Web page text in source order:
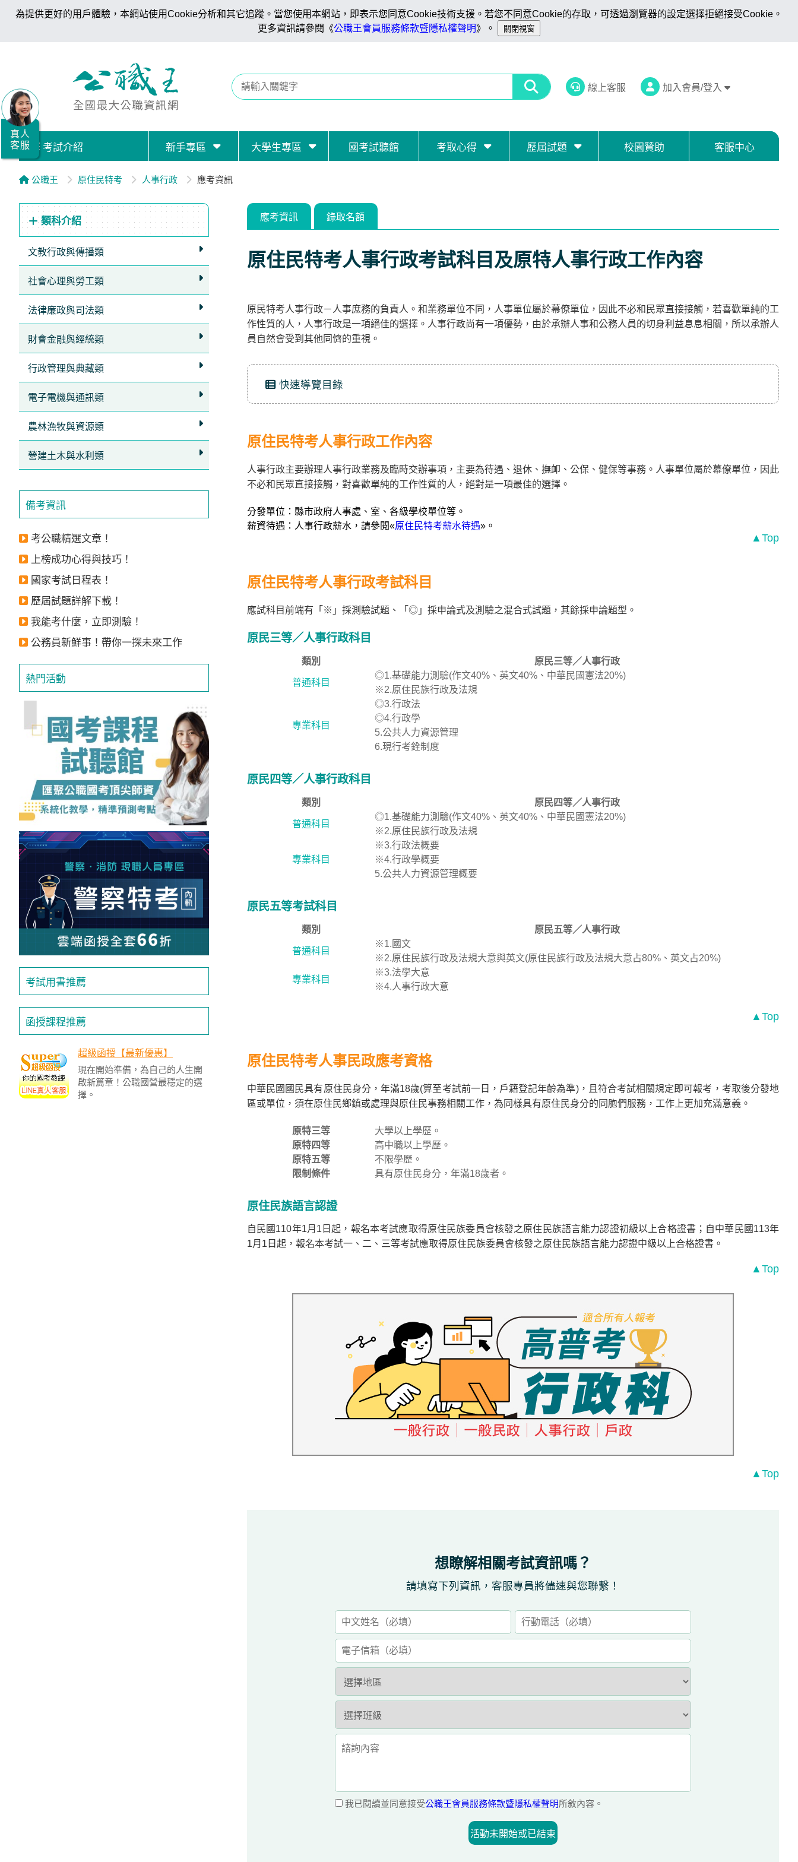
為提供更好的用戶體驗，本網站使用Cookie分析和其它追蹤。當您使用本網站，即表示您同意Cookie技術支援。若您不同意Cookie的存取，可透過瀏覽器的設定選擇拒絕接受Cookie。
更多資訊請參閱《公職王會員服務條款暨隱私權聲明》。
線上客服 加入會員/登入
考試介紹 新手專區 大學生專區 國考試聽館 考取心得 歷屆試題 校園贊助 客服中心
公職王 原住民特考 人事行政 應考資訊
類科介紹
文教行政與傳播類
社會心理與勞工類
法律廉政與司法類
財會金融與經統類
行政管理與典藏類
電子電機與通訊類
農林漁牧與資源類
營建土木與水利類
備考資訊
考公職精選文章！
上榜成功心得與技巧！
國家考試日程表！
歷屆試題詳解下載！
我能考什麼，立即測驗！
公務員新鮮事！帶你一探未來工作
熱門活動
考試用書推薦
函授課程推薦
超級函授【最新優惠】
現在開始準備，為自己的人生開
啟新篇章！公職國營最穩定的選
擇。
應考資訊 錄取名額
原住民特考人事行政考試科目及原特人事行政工作內容
原民特考人事行政－人事庶務的負責人。和業務單位不同，人事單位屬於幕僚單位，因此不必和民眾直接接觸，若喜歡單純的工
作性質的人，人事行政是一項絕佳的選擇。人事行政尚有一項優勢，由於承辦人事和公務人員的切身利益息息相關，所以承辦人
員自然會受到其他同儕的重視。
快速導覽目錄
原住民特考人事行政工作內容
人事行政主要辦理人事行政業務及臨時交辦事項，主要為待遇、退休、撫卹、公保、健保等事務。人事單位屬於幕僚單位，因此
不必和民眾直接接觸，對喜歡單純的工作性質的人，絕對是一項最佳的選擇。
分發單位：縣市政府人事處、室、各級學校單位等。
薪資待遇：人事行政薪水，請參閱«原住民特考薪水待遇»。
▲Top
原住民特考人事行政考試科目
應試科目前端有「※」採測驗試題、「◎」採申論式及測驗之混合式試題，其餘採申論題型。
原民三等／人事行政科目
類別 原民三等／人事行政
普通科目
◎1.基礎能力測驗(作文40%、英文40%、中華民國憲法20%)
※2.原住民族行政及法規
專業科目
◎3.行政法
◎4.行政學
5.公共人力資源管理
6.現行考銓制度
原民四等／人事行政科目
類別 原民四等／人事行政
普通科目
◎1.基礎能力測驗(作文40%、英文40%、中華民國憲法20%)
※2.原住民族行政及法規
專業科目
※3.行政法概要
※4.行政學概要
5.公共人力資源管理概要
原民五等考試科目
類別 原民五等／人事行政
普通科目
※1.國文
※2.原住民族行政及法規大意與英文(原住民族行政及法規大意占80%、英文占20%)
專業科目
※3.法學大意
※4.人事行政大意
▲Top
原住民特考人事民政應考資格
中華民國國民具有原住民身分，年滿18歲(算至考試前一日，戶籍登記年齡為準)，且符合考試相關規定即可報考，考取後分發地
區或單位，須在原住民鄉鎮或處理與原住民事務相關工作，為同樣具有原住民身分的同胞們服務，工作上更加充滿意義。
原特三等
大學以上學歷。
原特四等
高中職以上學歷。
原特五等
不限學歷。
限制條件
具有原住民身分，年滿18歲者。
原住民族語言認證
自民國110年1月1日起，報名本考試應取得原住民族委員會核發之原住民族語言能力認證初級以上合格證書；自中華民國113年
1月1日起，報名本考試一、二、三等考試應取得原住民族委員會核發之原住民族語言能力認證中級以上合格證書。
▲Top
▲Top
想瞭解相關考試資訊嗎？
請填寫下列資訊，客服專員將儘速與您聯繫！
我已閱讀並同意接受公職王會員服務條款暨隱私權聲明所敘內容。
活動未開始或已結束
真人
客服
職/
就
業/
證
務
據
點
即
LINE
方
人
服
，
獲
得
500
元
折